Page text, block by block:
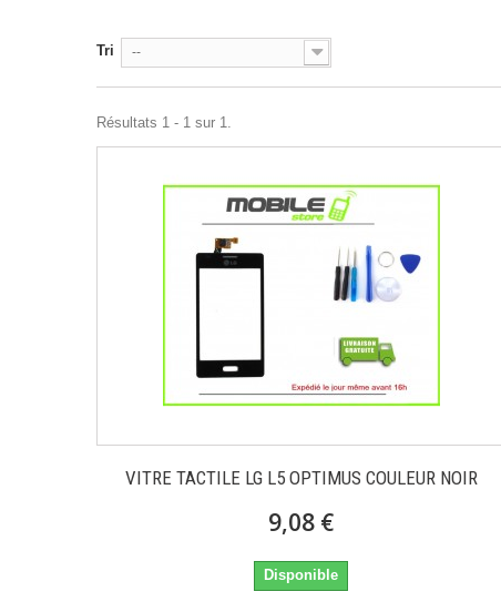
Tri --
Résultats 1 - 1 sur 1.
VITRE TACTILE LG L5 OPTIMUS COULEUR NOIR
9,08 €
Disponible